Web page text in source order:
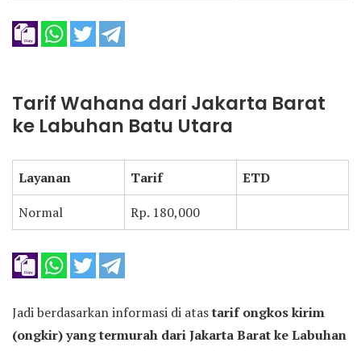
Tarif Wahana dari Jakarta Barat
ke Labuhan Batu Utara
Layanan Tarif
ETD
Normal
Rp. 180,000
Jadi berdasarkan informasi di atastarif ongkos kirim
(ongkir) yang termurah dari Jakarta Barat ke Labuhan